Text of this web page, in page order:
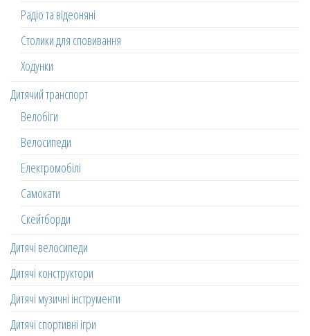
Радіо та відеоняні
Столики для сповивання
Ходунки
Дитячий транспорт
Велобіги
Велосипеди
Електромобілі
Самокати
Скейтборди
Дитячі велосипеди
Дитячі конструктори
Дитячі музичні інструменти
Дитячі спортивні ігри